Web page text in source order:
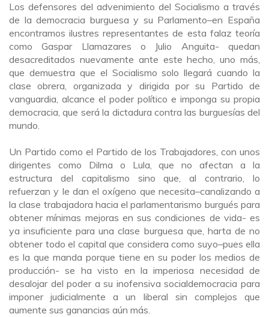
Los defensores del advenimiento del Socialismo a través
de la democracia burguesa y su Parlamento–en España
encontramos ilustres representantes de esta falaz teoría
como Gaspar Llamazares o Julio Anguita- quedan
desacreditados nuevamente ante este hecho, uno más,
que demuestra que el Socialismo solo llegará cuando la
clase obrera, organizada y dirigida por su Partido de
vanguardia, alcance el poder político e imponga su propia
democracia, que será la dictadura contra las burguesías del
mundo.
Un Partido como el Partido de los Trabajadores, con unos
dirigentes como Dilma o Lula, que no afectan a la
estructura del capitalismo sino que, al contrario, lo
refuerzan y le dan el oxígeno que necesita–canalizando a
la clase trabajadora hacia el parlamentarismo burgués para
obtener mínimas mejoras en sus condiciones de vida- es
ya insuficiente para una clase burguesa que, harta de no
obtener todo el capital que considera como suyo–pues ella
es la que manda porque tiene en su poder los medios de
producción- se ha visto en la imperiosa necesidad de
desalojar del poder a su inofensiva socialdemocracia para
imponer judicialmente a un liberal sin complejos que
aumente sus ganancias aún más.